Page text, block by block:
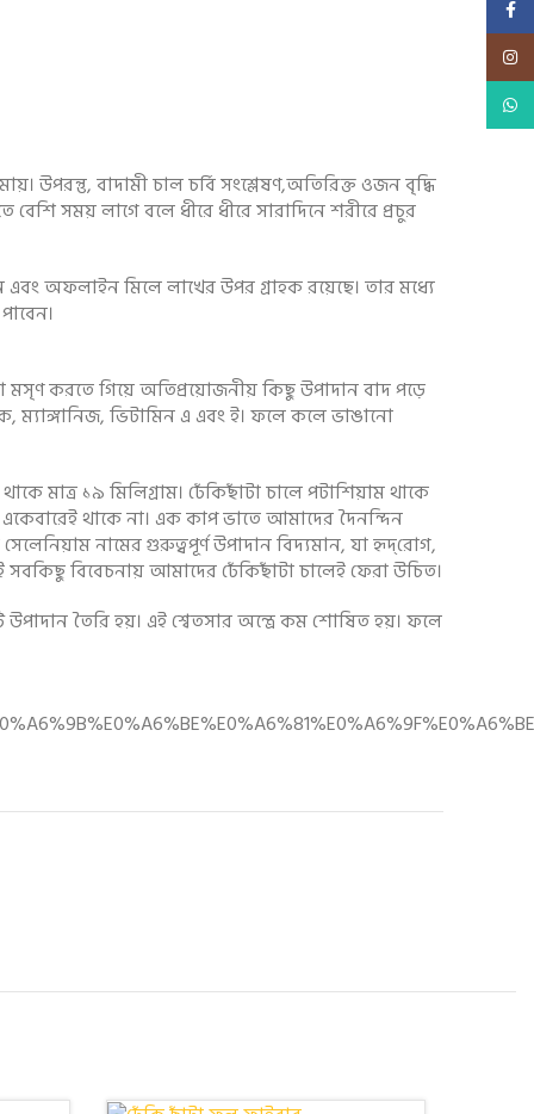
উপরন্তু, বাদামী চাল চর্বি সংশ্লেষণ,অতিরিক্ত ওজন বৃদ্ধি
বেশি সময় লাগে বলে ধীরে ধীরে সারাদিনে শরীরে প্রচুর
অফলাইন মিলে লাখের উপর গ্রাহক রয়েছে। তার মধ্যে
মসৃণ করতে গিয়ে অতিপ্রয়োজনীয় কিছু উপাদান বাদ পড়ে
ভিটামিন এ এবং ই। ফলে কলে ভাঙানো
মাত্র ১৯ মিলিগ্রাম। ঢেঁকিছাঁটা চালে পটাশিয়াম থাকে
থাকে না। এক কাপ ভাতে আমাদের দৈনন্দিন
নামের গুরুত্বপূর্ণ উপাদান বিদ্যমান, যা হৃদ্‌রোগ,
বিবেচনায় আমাদের ঢেঁকিছাঁটা চালেই ফেরা উচিত।
তৈরি হয়। এই শ্বেতসার অন্ত্রে কম শোষিত হয়। ফলে